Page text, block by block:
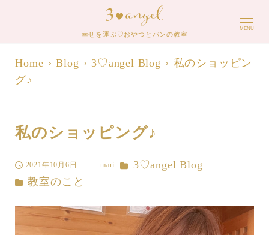
幸せを運ぶ♡おやつとパンの教室
MENU
Home Blog 3♡angel Blog
私のショッピン
グ♪
私のショッピング♪
投稿日
2021年10月6日 mari カテゴリー
3♡angel Blog
カテゴリー
教室のこと